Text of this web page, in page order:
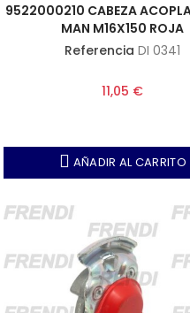
9522000210 CABEZA
MAN M16X150 ROJA
Referencia DI 0341
11,05 €
AÑADIR AL CARRITO